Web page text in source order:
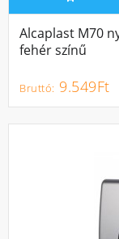
Alcaplast M70
fehér színű
9.549Ft